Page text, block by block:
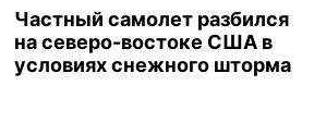
Частный самолет разбился
на северо-востоке США в
условиях снежного шторма